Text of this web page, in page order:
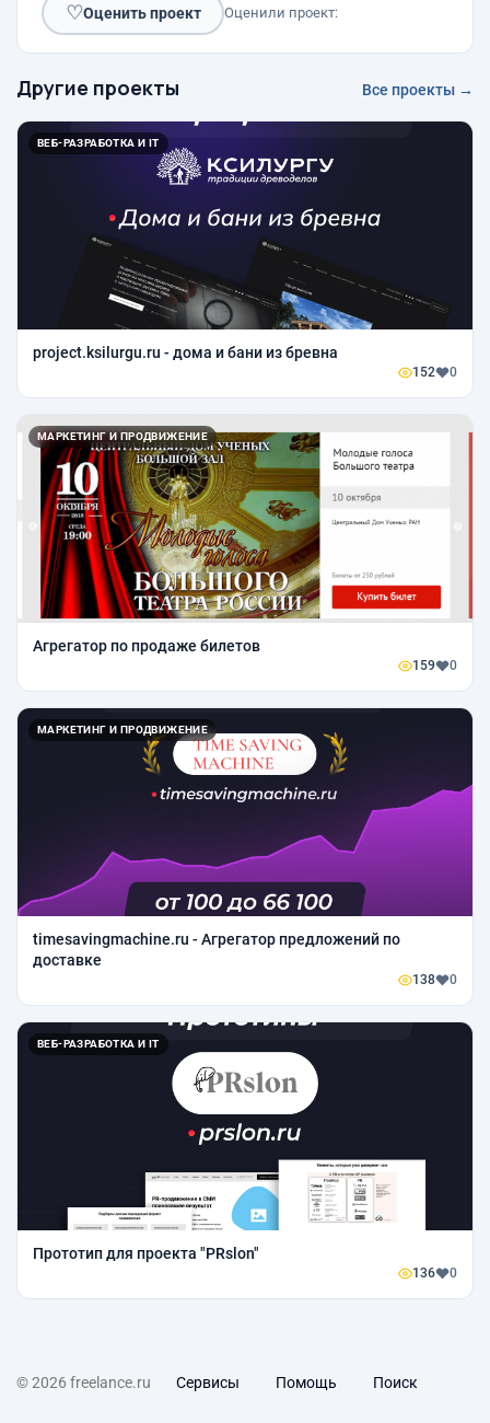
♡Оценить проект Оценили проект:
Другие проекты Все проекты →
ВЕБ-РАЗРАБОТКА И IT
project.ksilurgu.ru - дома и бани из бревна
152 0
МАРКЕТИНГ И ПРОДВИЖЕНИЕ
Агрегатор по продаже билетов
159 0
МАРКЕТИНГ И ПРОДВИЖЕНИЕ
timesavingmachine.ru - Агрегатор предложений по
доставке
138 0
ВЕБ-РАЗРАБОТКА И IT
Прототип для проекта "PRslon"
136 0
© 2026 freelance.ru Сервисы Помощь Поиск